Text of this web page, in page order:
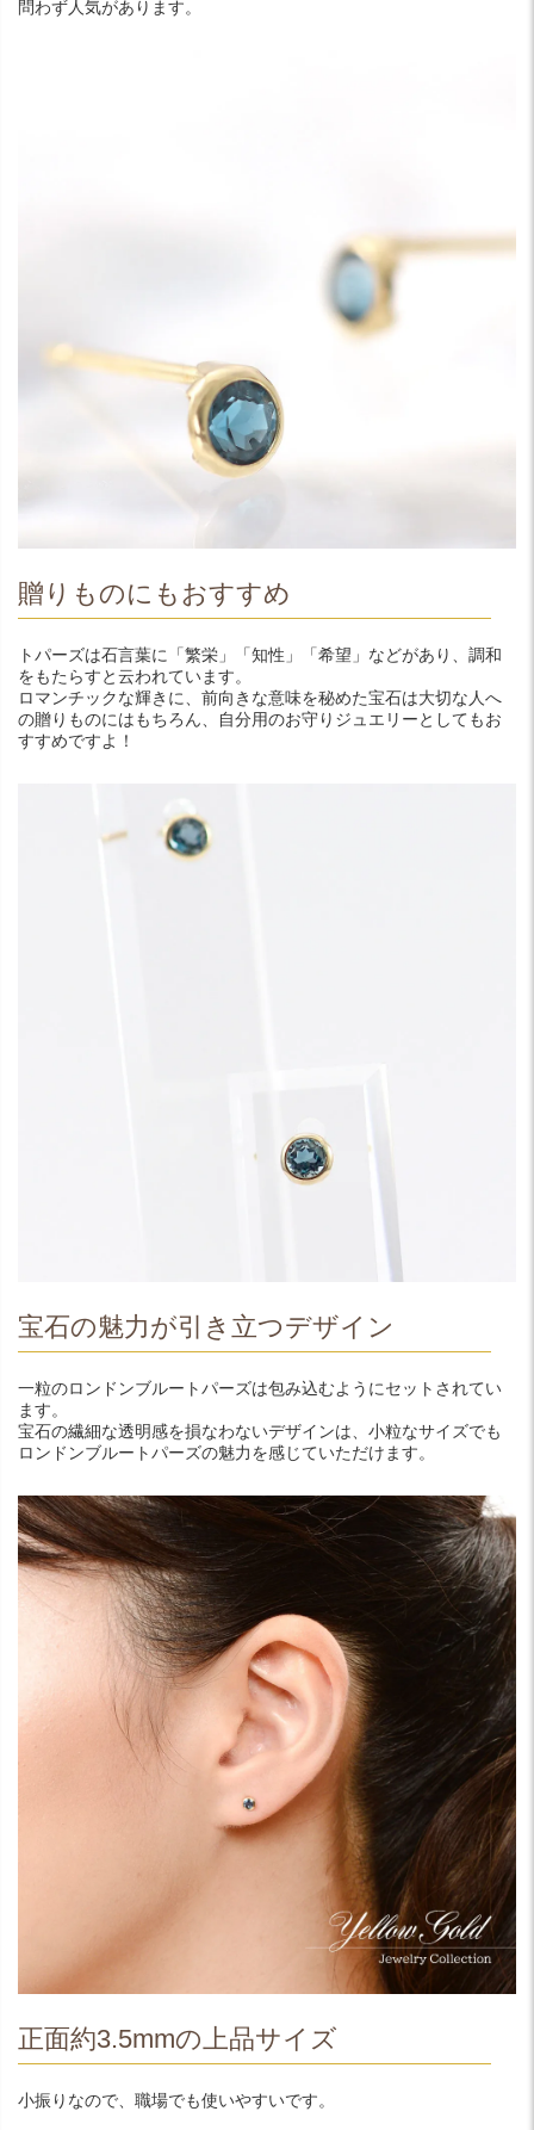
問わず人気があります。
贈りものにもおすすめ
トパーズは石言葉に「繁栄」「知性」「希望」などがあり、調和
をもたらすと云われています。
ロマンチックな輝きに、前向きな意味を秘めた宝石は大切な人へ
の贈りものにはもちろん、自分用のお守りジュエリーとしてもお
すすめですよ！
宝石の魅力が引き立つデザイン
一粒のロンドンブルートパーズは包み込むようにセットされてい
ます。
宝石の繊細な透明感を損なわないデザインは、小粒なサイズでも
ロンドンブルートパーズの魅力を感じていただけます。
正面約3.5mmの上品サイズ
小振りなので、職場でも使いやすいです。